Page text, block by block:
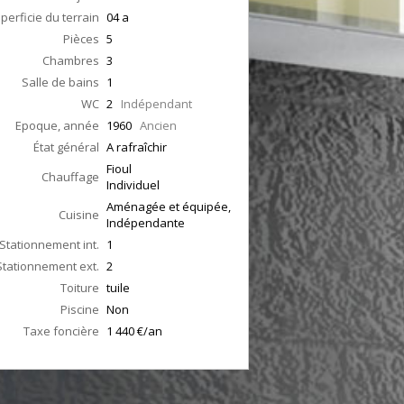
du terrain 04 a
Pièces 5
Chambres 3
Salle de bains 1
WC 2 Indépendant
Epoque, année 1960 Ancien
État général A rafraîchir
Chauffage Fioul
Individuel
Cuisine Aménagée et équipée,
Indépendante
Stationnement int. 1
ext. 2
Toiture tuile
Piscine Non
Taxe foncière 1 440 €/an